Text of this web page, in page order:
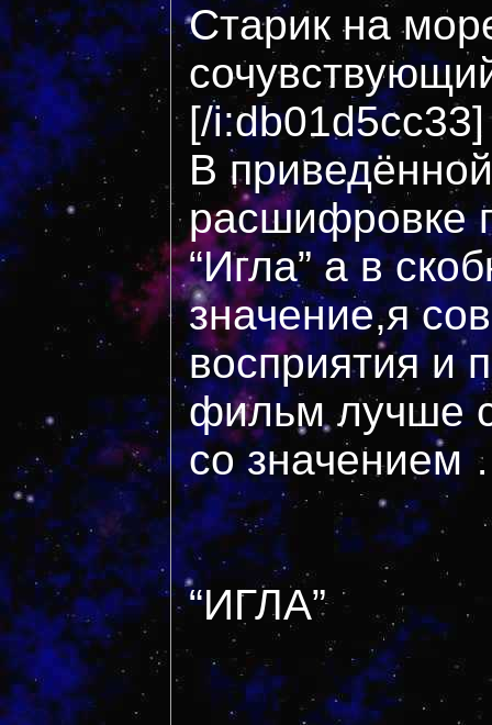
Старик на
[/i:db01d5cc33]
В
расшифровке
“Игла” а в
значение,я
восприятия и
фильм лучше
со
“ИГЛА”